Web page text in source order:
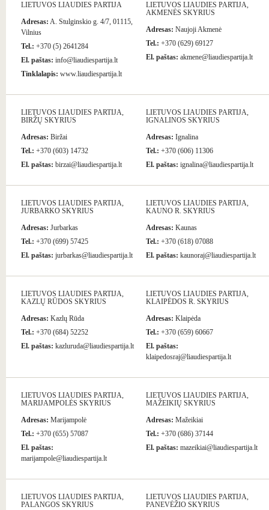
LIETUVOS LIAUDIES PARTIJA
Adresas: A. Stulginskio g. 4/7, 01115,
Vilnius
Tel.: +370 (5) 2641284
El. paštas: info@liaudiespartija.lt
Tinklalapis: www.liaudiespartija.lt
LIETUVOS LIAUDIES PARTIJA,
AKMENĖS SKYRIUS
Adresas: Naujoji Akmenė
Tel.: +370 (629) 69127
El. paštas: akmene@liaudiespartija.lt
LIETUVOS LIAUDIES PARTIJA,
BIRŽŲ SKYRIUS
Adresas: Biržai
Tel.: +370 (603) 14732
El. paštas: birzai@liaudiespartija.lt
LIETUVOS LIAUDIES PARTIJA,
IGNALINOS SKYRIUS
Adresas: Ignalina
Tel.: +370 (606) 11306
El. paštas: ignalina@liaudiespartija.lt
LIETUVOS LIAUDIES PARTIJA,
JURBARKO SKYRIUS
Adresas: Jurbarkas
Tel.: +370 (699) 57425
El. paštas: jurbarkas@liaudiespartija.lt
LIETUVOS LIAUDIES PARTIJA,
KAUNO R. SKYRIUS
Adresas: Kaunas
Tel.: +370 (618) 07088
El. paštas: kaunoraj@liaudiespartija.lt
LIETUVOS LIAUDIES PARTIJA,
KAZLŲ RŪDOS SKYRIUS
Adresas: Kazlų Rūda
Tel.: +370 (684) 52252
El. paštas: kazluruda@liaudiespartija.lt
LIETUVOS LIAUDIES PARTIJA,
KLAIPĖDOS R. SKYRIUS
Adresas: Klaipėda
Tel.: +370 (659) 60667
El. paštas:
klaipedosraj@liaudiespartija.lt
LIETUVOS LIAUDIES PARTIJA,
MARIJAMPOLĖS SKYRIUS
Adresas: Marijampolė
Tel.: +370 (655) 57087
El. paštas:
marijampole@liaudiespartija.lt
LIETUVOS LIAUDIES PARTIJA,
MAŽEIKIŲ SKYRIUS
Adresas: Mažeikiai
Tel.: +370 (686) 37144
El. paštas: mazeikiai@liaudiespartija.lt
LIETUVOS LIAUDIES PARTIJA,
PALANGOS SKYRIUS
LIETUVOS LIAUDIES PARTIJA,
PANEVĖŽIO SKYRIUS